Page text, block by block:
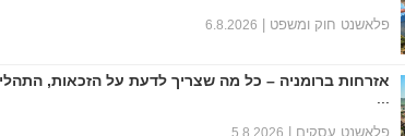
פלאשנט חוק ומשפט | 6.8.2026
אזרחות ברומניה – כל מה שצריך לדעת על הזכאות,
פלאשנט עסקים | 5.8.2026